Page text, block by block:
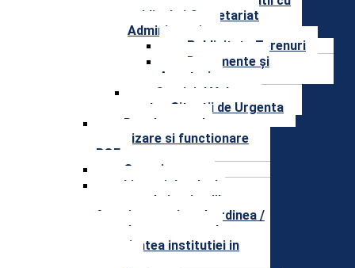
publicul si Secretariat
Administrativ
Publicitate Terenuri
Documente și
Anunțuri
Serviciul Voluntar
pentru Situatii de Urgenta
Regulament de
organizare si functionare
ROF
Organigrama
Lista si datele de
contact ale institutiilor care
functionarea in subordinea /
coordonarea sau sub
autoritatea institutiei in